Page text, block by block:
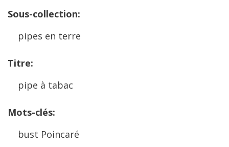
Sous-collection:
pipes en terre
Titre:
pipe à tabac
Mots-clés:
bust Poincaré